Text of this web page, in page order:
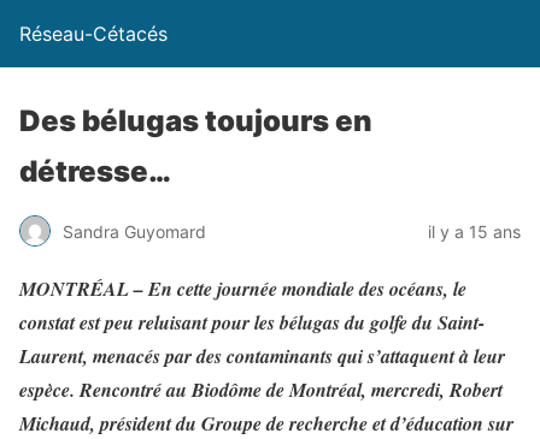
Réseau-Cétacés
Des bélugas toujours en
détresse…
Sandra Guyomard il y a 15 ans
MONTRÉAL – En cette journée mondiale des océans, le
constat est peu reluisant pour les bélugas du golfe du Saint-
Laurent, menacés par des contaminants qui s’attaquent à leur
espèce. Rencontré au Biodôme de Montréal, mercredi, Robert
Michaud, président du Groupe de recherche et d’éducation sur